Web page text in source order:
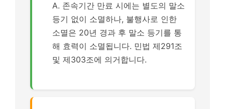
A. 존속기간 만료 시에는 별도의 말소
등기 없이 소멸하나, 불행사로 인한
소멸은 20년 경과 후 말소 등기를 통
해 효력이 소멸됩니다. 민법 제291조
및 제303조에 의거합니다.